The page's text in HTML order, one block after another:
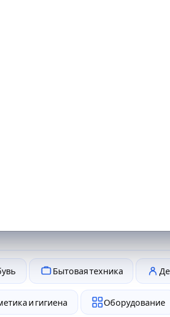
Бытовая техника
и гигиена Оборудование